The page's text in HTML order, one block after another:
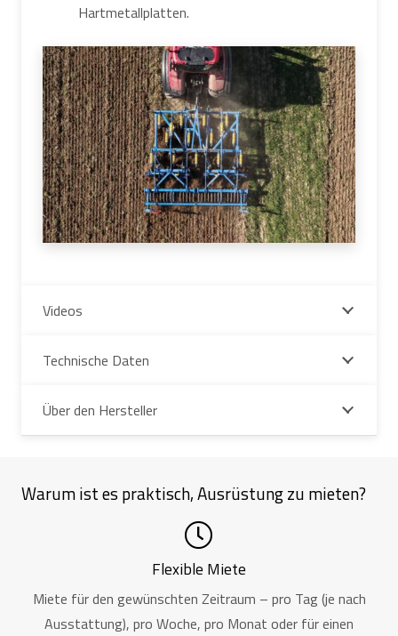
Hartmetallplatten.
Videos
Technische Daten
Über den Hersteller
Warum ist es praktisch, Ausrüstung zu mieten?
Flexible Miete
Miete für den gewünschten Zeitraum – pro Tag (je nach
Ausstattung), pro Woche, pro Monat oder für einen